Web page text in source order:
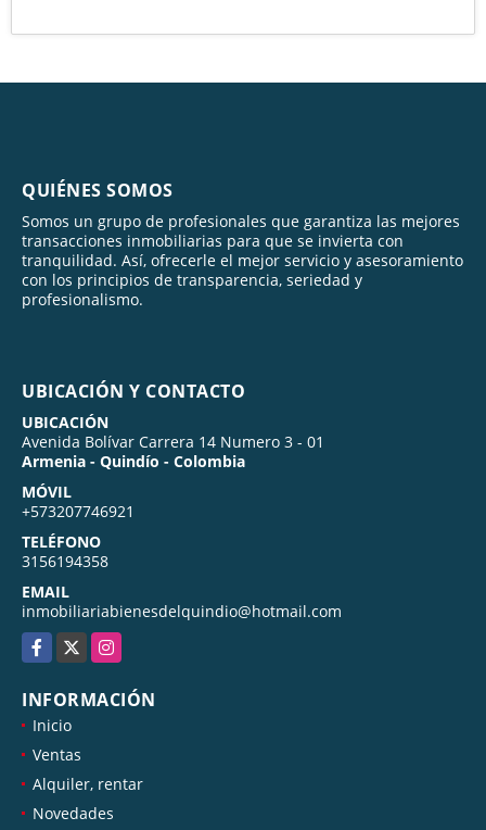
QUIÉNES SOMOS
Somos un grupo de profesionales que garantiza las mejores
transacciones inmobiliarias para que se invierta con
tranquilidad. Así, ofrecerle el mejor servicio y asesoramiento
con los principios de transparencia, seriedad y
profesionalismo.
UBICACIÓN Y CONTACTO
UBICACIÓN
Avenida Bolívar Carrera 14 Numero 3 - 01
Armenia - Quindío - Colombia
MÓVIL
+573207746921
TELÉFONO
3156194358
EMAIL
inmobiliariabienesdelquindio@hotmail.com
Facebook
X Instagram
INFORMACIÓN
Inicio
Ventas
Alquiler, rentar
Novedades